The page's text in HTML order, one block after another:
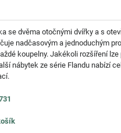
se dvěma otočnými dvířky a s
nadčasovým a jednoduchým
koupelny. Jakékoli rozšíření lze
nábytek ze série Flandu nabízí